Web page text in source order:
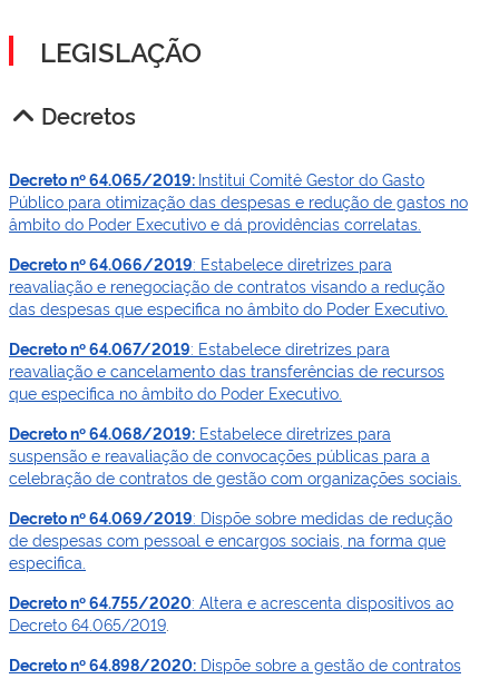
LEGISLAÇÃO
Decretos
Decreto nº 64.065/2019: Institui Comitê Gestor do Gasto
Público para otimização das despesas e redução de gastos no
âmbito do Poder Executivo e dá providências correlatas.
Decreto nº 64.066/2019: Estabelece diretrizes para
reavaliação e renegociação de contratos visando a redução
das despesas que especifica no âmbito do Poder Executivo.
Decreto nº 64.067/2019: Estabelece diretrizes para
reavaliação e cancelamento das transferências de recursos
que especifica no âmbito do Poder Executivo.
Decreto nº 64.068/2019: Estabelece diretrizes para
suspensão e reavaliação de convocações públicas para a
celebração de contratos de gestão com organizações sociais.
Decreto nº 64.069/2019: Dispõe sobre medidas de redução
de despesas com pessoal e encargos sociais, na forma que
especifica.
Decretonº 64.755/2020: Altera e acrescenta dispositivos ao
Decreto 64.065/2019
Decreto nº 64.898/2020: Dispõe sobre a gestão de contratos